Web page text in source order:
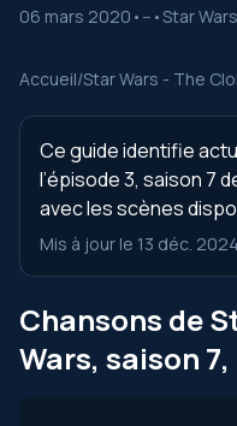
06 mars 2020 • -- •Star
Accueil/Star Wars - The
Ce guide identifie
l’épisode 3, saison 7
avec les scènes
Mis à jour le 13 déc. 2024
Chansons de
Wars, saison